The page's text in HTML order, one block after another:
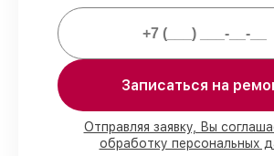
Мы гарантируем:
работ под контролем
90%комплектующих для
складе или доступны для
доставки
Записаться на
Отправляя заявку, Вы
обработку персональных